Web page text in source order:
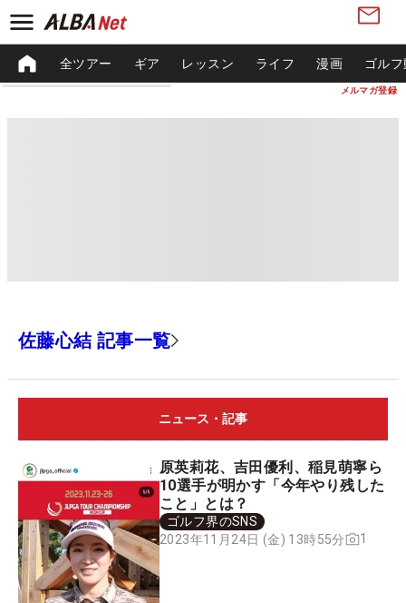
メルマガ登録
全ツアー ギア レッスン ライフ 漫画 ゴル
佐藤心結 記事一覧
ニュース・記事
原英莉花、吉田優利、稲見萌寧ら
10選手が明かす「今年やり残した
こと」とは？
ゴルフ界のSNS
2023年11月24日 (金) 13時55分
1